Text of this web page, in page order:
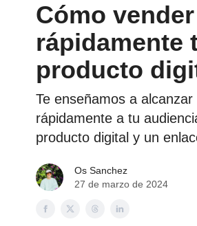
Cómo vender
rápidamente
producto
Te enseñamos a alcanzar
rápidamente a tu
producto digital y un
Os Sanchez
27 de marzo de 2024